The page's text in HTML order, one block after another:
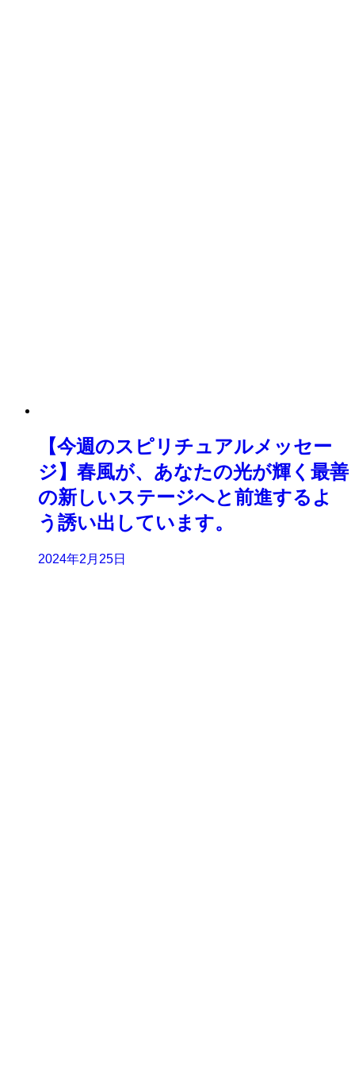
【今週のスピリチュアルメッセー
ジ】春風が、あなたの光が輝く最善
の新しいステージへと前進するよ
う誘い出しています。
2024年2月25日